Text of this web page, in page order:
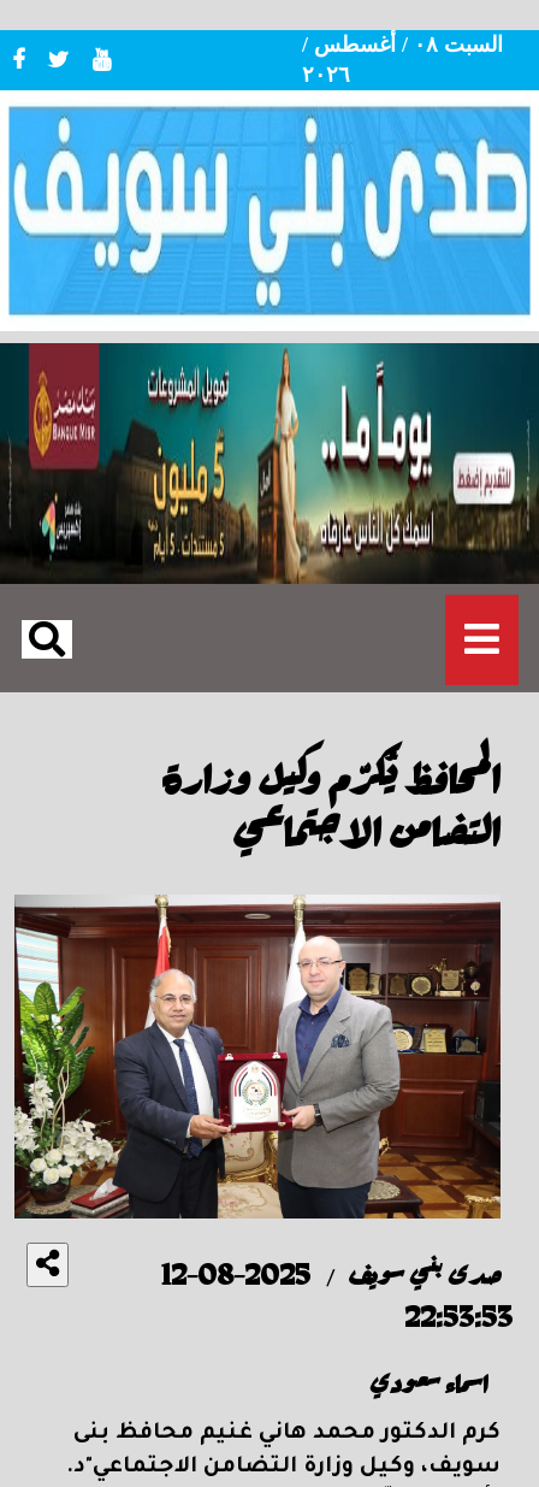
السبت ٠٨ / أغسطس /
٢٠٢٦
المحافظ يُكرّم وكيل وزارة
التضامن الاجتماعي
صدى بني سويف /
2025-08-12
22:53:53
اسماء سعودي
كرم الدكتور محمد هاني غنيم محافظ بنى
سويف، وكيل وزارة التضامن الاجتماعي"د.